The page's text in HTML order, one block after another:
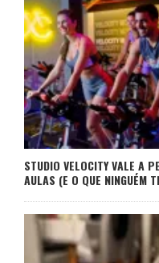
STUDIO VELOCITY VALE A
AULAS (E O QUE NINGUÉM